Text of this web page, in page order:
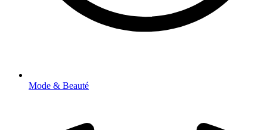
Mode & Beauté